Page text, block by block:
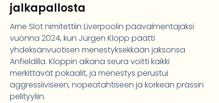
jalkapallosta
Arne Slot nimitettiin Liverpoolin päävalmentajaksi
vuonna 2024, kun Jürgen Klopp päätti
yhdeksänvuotisen menestyksekkään jaksonsa
Anfieldilla. Kloppin aikana seura voitti kaikki
merkittävät pokaalit, ja menestys perustui
aggressiiviseen, nopeatahtiseen ja korkean prässin
pelityyliin.